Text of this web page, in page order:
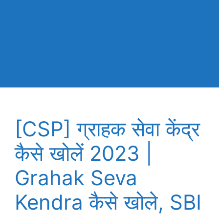
[CSP] ग्राहक सेवा केंद्र
कैसे खोलें 2023 |
Grahak Seva
Kendra कैसे खोले, SBI